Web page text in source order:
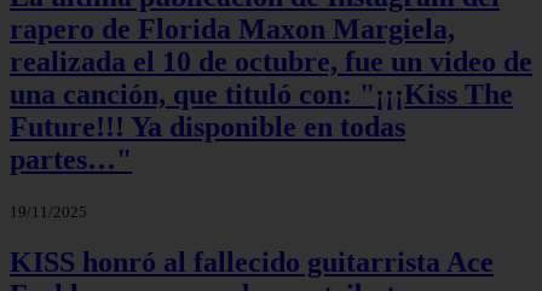
rapero de Florida Maxon Margiela,
realizada el 10 de octubre, fue un video de
una canción, que tituló con: "¡¡¡Kiss The
Future!!! Ya disponible en todas
partes…"
19/11/2025
KISS honró al fallecido guitarrista Ace